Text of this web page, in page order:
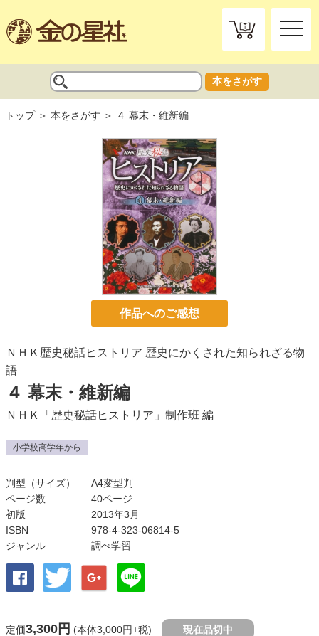
toggle
本をさがす
トップ 本をさがす ４ 幕末・維新編
作品へのご感想
ＮＨＫ歴史秘話ヒストリア 歴史にかくされた知られざる物
語
４ 幕末・維新編
ＮＨＫ「歴史秘話ヒストリア」制作班 編
小学校高学年から
判型（サイズ）
A4変型判
ページ数
40ページ
初版
2013年3月
ISBN
978-4-323-06814-5
ジャンル
調べ学習
定価3,300円 (本体3,000円+税) 現在品切中